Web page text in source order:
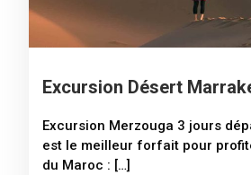
Excursion Désert
Excursion Merzouga 3 jours
est le meilleur forfait pour
du Maroc : […]